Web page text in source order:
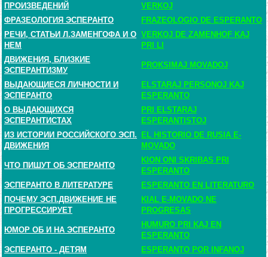
ПРОИЗВЕДЕНИЙ
VERKOJ
ФРАЗЕОЛОГИЯ ЭСПЕРАНТО
FRAZEOLOGIO DE ESPERANTO
РЕЧИ, СТАТЬИ Л.ЗАМЕНГОФА И О
НЕМ
VERKOJ DE ZAMENHOF KAJ
PRI LI
ДВИЖЕНИЯ, БЛИЗКИЕ
ЭСПЕРАНТИЗМУ
PROKSIMAJ MOVADOJ
ВЫДАЮЩИЕСЯ ЛИЧНОСТИ И
ЭСПЕРАНТО
ELSTARAJ PERSONOJ KAJ
ESPERANTO
О ВЫДАЮЩИХСЯ
ЭСПЕРАНТИСТАХ
PRI ELSTARAJ
ESPERANTISTOJ
ИЗ ИСТОРИИ РОССИЙСКОГО ЭСП.
ДВИЖЕНИЯ
EL HISTORIO DE RUSIA E-
MOVADO
ЧТО ПИШУТ ОБ ЭСПЕРАНТО
KION ONI SKRIBAS PRI
ESPERANTO
ЭСПЕРАНТО В ЛИТЕРАТУРЕ
ESPERANTO EN LITERATURO
ПОЧЕМУ ЭСП.ДВИЖЕНИЕ НЕ
ПРОГРЕССИРУЕТ
KIAL E-MOVADO NE
PROGRESAS
ЮМОР ОБ И НА ЭСПЕРАНТО
HUMURO PRI KAJ EN
ESPERANTO
ЭСПЕРАНТО - ДЕТЯМ
ESPERANTO POR INFANOJ